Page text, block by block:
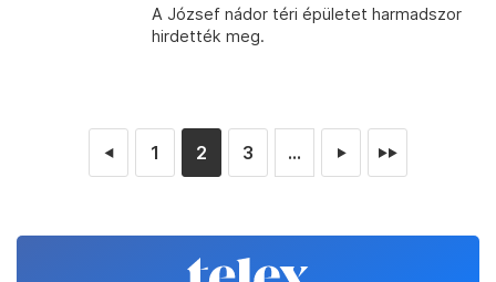
A József nádor téri épületet harmadszor
hirdették meg.
◄ 1 2 3 ... ► ►►